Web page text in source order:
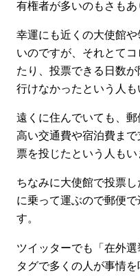
有権者が多いのもさもあ
幸運にも近くの大使館
いのですが、それとて
たり、投票できる日数
行けなかったという人も
遠くに住んでいても、
高い交通費や宿泊費ま
票を投じたという人もい
ちなみに大使館で投票
に乗って運ぶので郵便
す。
ツイッターでも「在外
タグで多くの人が事情を